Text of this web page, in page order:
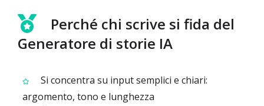
Perché chi scrive si fida del
Generatore di storie IA
Si concentra su input semplici e chiari:
argomento, tono e lunghezza